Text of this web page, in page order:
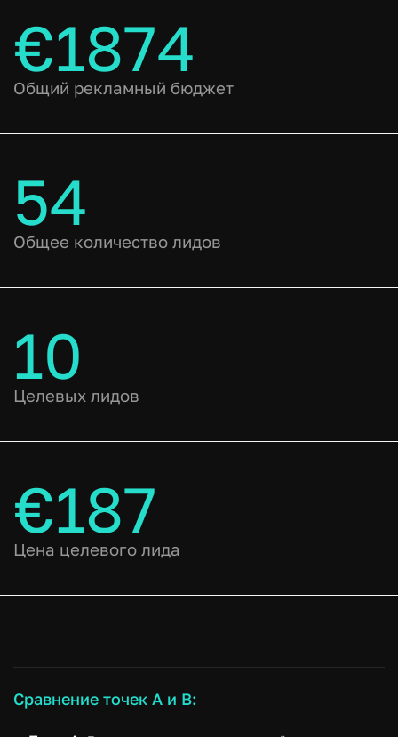
€1874
Общий рекламный бюджет
54
Общее количество лидов
10
Целевых лидов
€187
Цена целевого лида
Сравнение точек A и B: